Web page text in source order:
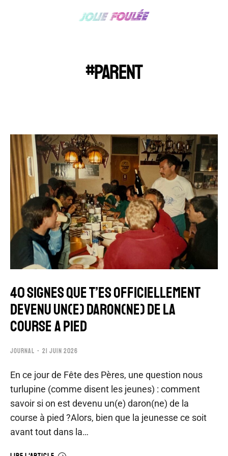
#PARENT
40 SIGNES QUE T’ES OFFICIELLEMENT
DEVENU UN(E) DARON(NE) DE LA
COURSE A PIED
JOURNAL 21 JUIN 2026
En ce jour de Fête des Pères, une question nous
turlupine (comme disent les jeunes) : comment
savoir si on est devenu un(e) daron(ne) de la
course à pied ?Alors, bien que la jeunesse ce soit
avant tout dans la…